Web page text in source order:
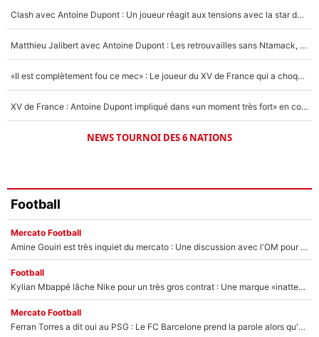
5% Clash avec Antoine Dupont : Un joueur réagit aux tensions avec la star du XV de France !
Matthieu Jalibert avec Antoine Dupont : Les retrouvailles sans Ntamack, «il y a eu des discussions»
«Il est complètement fou ce mec» : Le joueur du XV de France qui a choqué Matthieu Jalibert !
XV de France : Antoine Dupont impliqué dans «un moment très fort» en coulisses
NEWS TOURNOI DES 6 NATIONS
Football
Mercato Football
Amine Gouiri est très inquiet du mercato : Une discussion avec l'OM pour acter son transfert !
Football
Kylian Mbappé lâche Nike pour un très gros contrat : Une marque «inattendue» va frapper très fort
Mercato Football
Ferran Torres a dit oui au PSG : Le FC Barcelone prend la parole alors qu'un transfert de l'attaquant espagnol prend forme